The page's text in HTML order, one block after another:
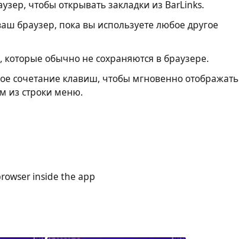
чтобы открывать закладки из BarLinks.
браузер, пока вы используете любое другое
обычно не сохраняются в браузере.
сочетание клавиш, чтобы мгновенно отображать
из строки меню.
inside the app